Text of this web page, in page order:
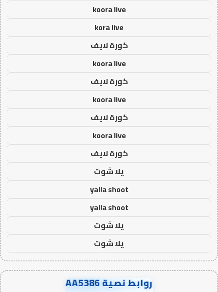
koora live
kora live
كورة لايف
koora live
كورة لايف
koora live
كورة لايف
koora live
كورة لايف
يلا شوت
yalla shoot
yalla shoot
يلا شوت
يلا شوت
روابط نصية AA5386